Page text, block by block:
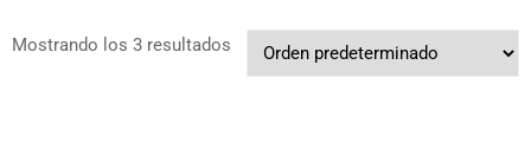
Mostrando los 3 resultados